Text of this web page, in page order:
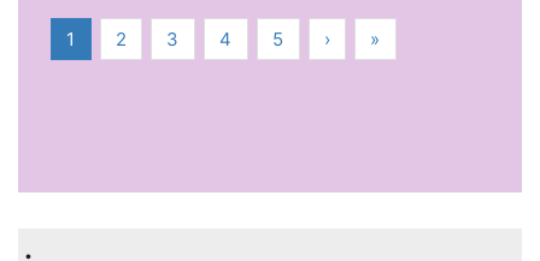
1 2 3 4 5 › »
.